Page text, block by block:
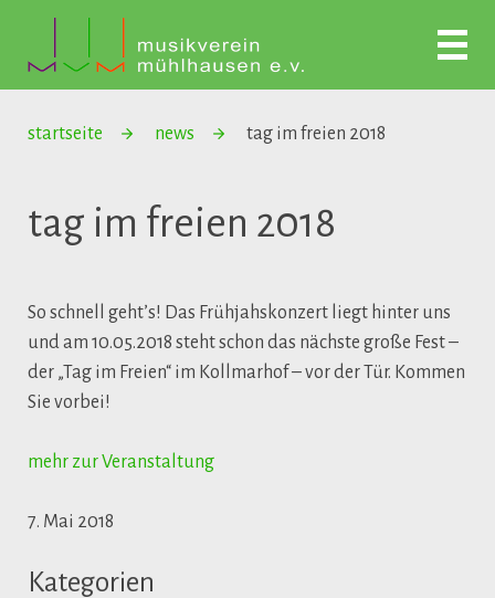
startseite news tag im freien 2018
tag im freien 2018
So schnell geht’s! Das Frühjahskonzert liegt hinter uns
und am 10.05.2018 steht schon das nächste große Fest –
der „Tag im Freien“ im Kollmarhof – vor der Tür. Kommen
Sie vorbei!
mehr zur Veranstaltung
7. Mai 2018
Kategorien